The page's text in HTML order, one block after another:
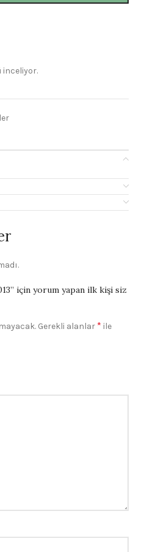
inceliyor.
için yorum yapan ilk kişi siz
Gerekli alanlar * ile